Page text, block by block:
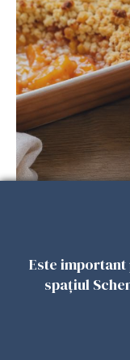
Desertul verii
Este
spațiul